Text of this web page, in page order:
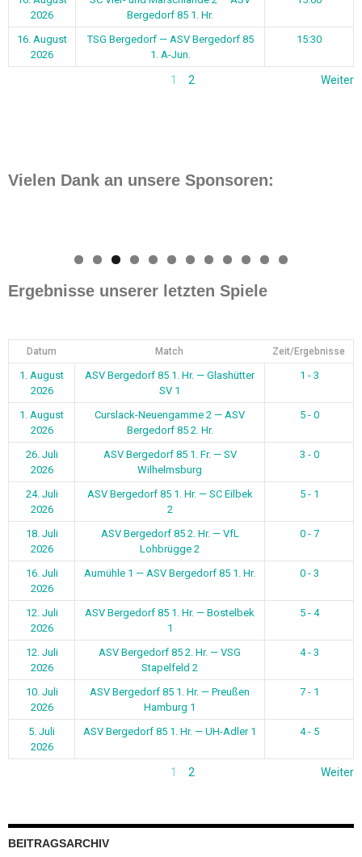
2026
Bergedorf 85 1. Hr.
16. August
2026
TSG Bergedorf — ASV Bergedorf 85
1. A-Jun.
15:30
1 2 Weiter
Vielen Dank an unsere Sponsoren:
0 1 2
Ergebnisse unserer letzten Spiele
Datum Match Zeit/Ergebnisse
1. August
2026
ASV Bergedorf 85 1. Hr. — Glashütter
SV 1
1 - 3
1. August
2026
Curslack-Neuengamme 2 — ASV
Bergedorf 85 2. Hr.
5 - 0
26. Juli
2026
ASV Bergedorf 85 1. Fr. — SV
Wilhelmsburg
3 - 0
24. Juli
2026
ASV Bergedorf 85 1. Hr. — SC Eilbek
2
5 - 1
18. Juli
2026
ASV Bergedorf 85 2. Hr. — VfL
Lohbrügge 2
0 - 7
16. Juli
2026
Aumühle 1 — ASV Bergedorf 85 1. Hr. 0 - 3
12. Juli
2026
ASV Bergedorf 85 1. Hr. — Bostelbek
1
5 - 4
12. Juli
2026
ASV Bergedorf 85 2. Hr. — VSG
Stapelfeld 2
4 - 3
10. Juli
2026
ASV Bergedorf 85 1. Hr. — Preußen
Hamburg 1
7 - 1
5. Juli
2026
ASV Bergedorf 85 1. Hr. — UH-Adler 1 4 - 5
1 2 Weiter
BEITRAGSARCHIV